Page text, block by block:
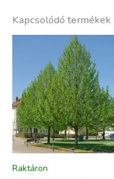
Kapcsolódó termékek
Raktáron